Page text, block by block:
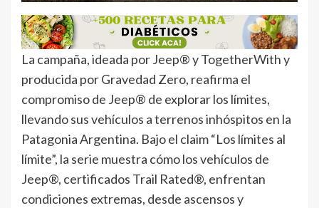
La campaña, ideada por Jeep® y TogetherWith y
producida por Gravedad Zero, reafirma el
compromiso de Jeep® de explorar los límites,
llevando sus vehículos a terrenos inhóspitos en la
Patagonia Argentina. Bajo el claim “Los límites al
límite”, la serie muestra cómo los vehículos de
Jeep®, certificados Trail Rated®, enfrentan
condiciones extremas, desde ascensos y